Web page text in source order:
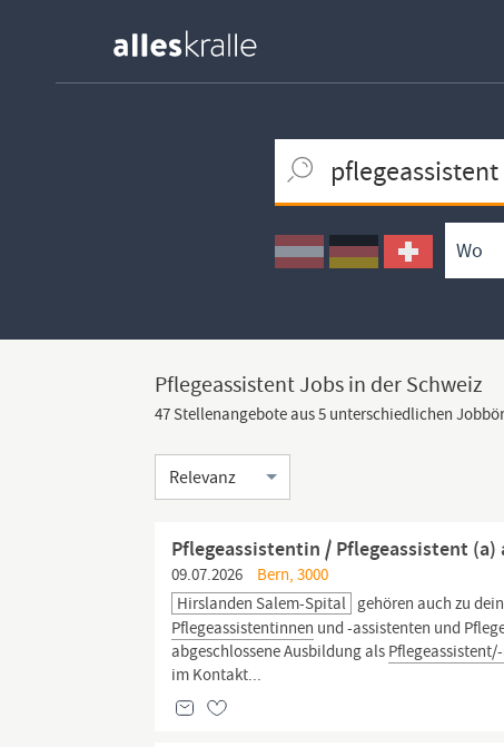
Ortssuche
Umkreissuche
Arbeitsform
Pflegeassistent Jobs in der Schweiz
47 Stellenangebote aus 5 unterschiedlichen
Sortierung
Pflegeassistentin / Pflegeassistent (a)
09.07.2026
Bern, 3000
Hirslanden Salem-Spital gehören auch zu
Pflegeassistentinnen und -assistenten und
abgeschlossene Ausbildung als
im Kontakt...